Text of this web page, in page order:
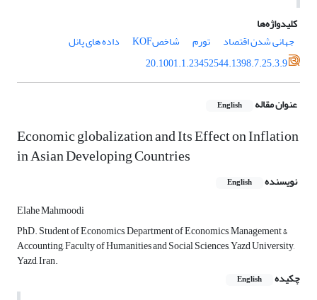
کلیدواژه‌ها
جهانی شدن اقتصاد
تورم شاخصKOF
داده های پانل
20.1001.1.23452544.1398.7.25.3.9
عنوان مقاله English
Economic globalization and Its Effect on Inflation
in Asian Developing Countries
نویسنده English
Elahe Mahmoodi
PhD. Student of Economics, Department of Economics, Management &
Accounting, Faculty of Humanities and Social Sciences, Yazd University,
Yazd, Iran.
چکیده
English